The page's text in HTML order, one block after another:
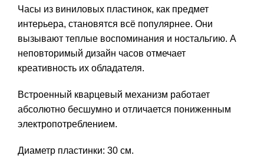
Часы из виниловых пластинок, как предмет
интерьера, становятся всё популярнее. Они
вызывают теплые воспоминания и ностальгию. А
неповторимый дизайн часов отмечает
креативность их обладателя.
Встроенный кварцевый механизм работает
абсолютно бесшумно и отличается пониженным
электропотреблением.
Диаметр пластинки: 30 см.